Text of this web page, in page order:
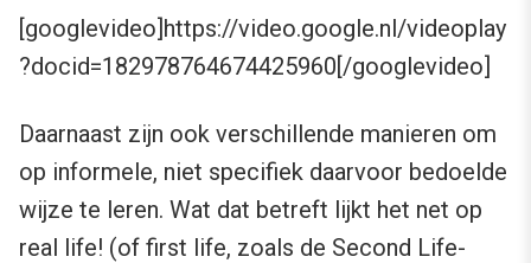
[googlevideo]https://video.google.nl/videoplay
?docid=182978764674425960[/googlevideo]
Daarnaast zijn ook verschillende manieren om
op informele, niet specifiek daarvoor bedoelde
wijze te leren. Wat dat betreft lijkt het net op
real life! (of first life, zoals de Second Life-